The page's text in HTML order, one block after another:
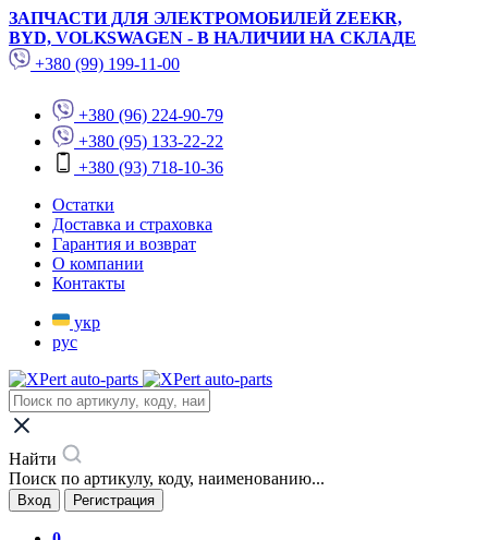
ЗАПЧАСТИ ДЛЯ ЭЛЕКТРОМОБИЛЕЙ ZEEKR,
BYD, VOLKSWAGEN - В НАЛИЧИИ НА СКЛАДЕ
+380 (99) 199-11-00
+380 (96) 224-90-79
+380 (95) 133-22-22
+380 (93) 718-10-36
Остатки
Доставка и страховка
Гарантия и возврат
О компании
Контакты
укр
рус
Найти
Поиск по артикулу, коду, наименованию...
Вход Регистрация